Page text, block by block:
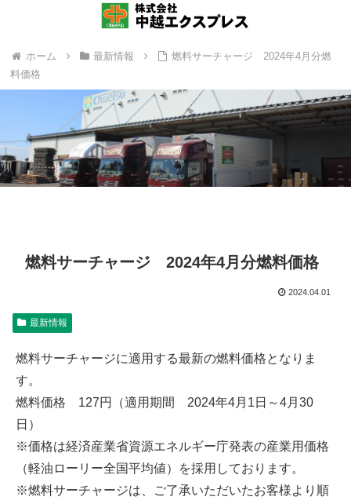
ホーム 最新情報
燃料サーチャージ 2024年4月分燃
料価格
燃料サーチャージ 2024年4月分燃料価格
2024.04.01
最新情報
燃料サーチャージに適用する最新の燃料価格となりま
す。
燃料価格 127円（適用期間 2024年4月1日～4月30
日）
※価格は経済産業省資源エネルギー庁発表の産業用価格
（軽油ローリー全国平均値）を採用しております。
※燃料サーチャージは、ご了承いただいたお客様より順